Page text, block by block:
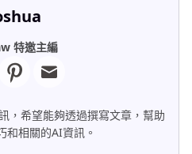
特邀主編
，希望能夠透過撰寫文章，幫助
和相關的AI資訊。